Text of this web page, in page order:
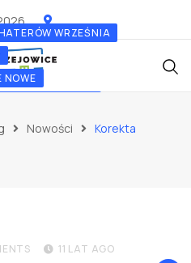
Nowości
Korekta
WRZEŚNIA
NOWE
11 LAT AGO